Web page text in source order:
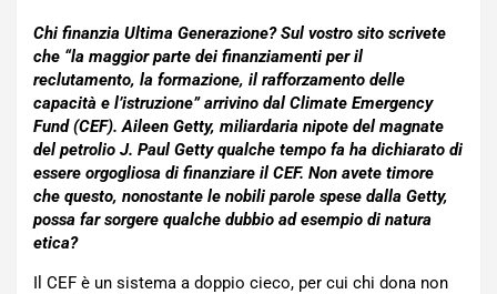
Chi finanzia Ultima Generazione? Sul vostro sito scrivete
che “la maggior parte dei finanziamenti per il
reclutamento, la formazione, il rafforzamento delle
capacità e l’istruzione” arrivino dal Climate Emergency
Fund (CEF). Aileen Getty, miliardaria nipote del magnate
del petrolio J. Paul Getty qualche tempo fa ha dichiarato di
essere orgogliosa di finanziare il CEF. Non avete timore
che questo, nonostante le nobili parole spese dalla Getty,
possa far sorgere qualche dubbio ad esempio di natura
etica?
Il CEF è un sistema a doppio cieco, per cui chi dona non